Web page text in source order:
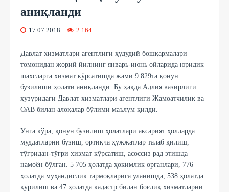
аниқланди
17.07.2018 2 164
Давлат хизматлари агентлиги ҳудудий бошқармалари
томонидан жорий йилнинг январь-июнь ойларида юридик
шахсларга хизмат кўрсатишда жами 9 829та қонун
бузилиши ҳолати аниқланди. Бу ҳақда Адлия вазирлиги
ҳузуридаги Давлат хизматлари агентлиги Жамоатчилик ва
ОАВ билан алоқалар бўлими маълум қилди.
Унга кўра, қонун бузилиш ҳолатлари аксарият ҳолларда
муддатларни бузиш, ортиқча ҳужжатлар талаб қилиш,
тўғридан-тўғри хизмат кўрсатиш, асоссиз рад этишда
намоён бўлган. 5 705 ҳолатда ҳокимлик органлари, 776
ҳолатда муҳандислик тармоқларига уланишда, 538 ҳолатда
қурилиш ва 47 ҳолатда кадастр билан боғлиқ хизматларни